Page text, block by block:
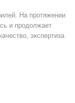
На протяжении
и продолжает
экспертиза